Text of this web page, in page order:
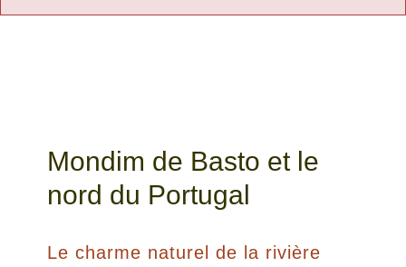
Mondim de Basto et le
nord du Portugal
Le charme naturel de la rivière